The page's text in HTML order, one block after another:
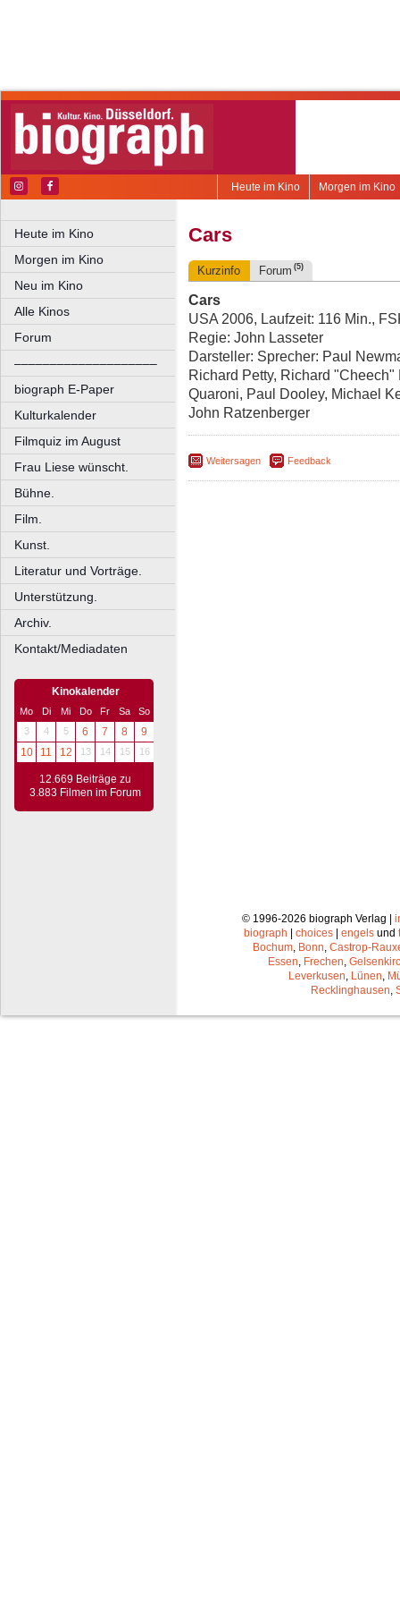
Morgen im Kino
Heute im Kino
Heute im Kino
Morgen im Kino
Neu im Kino
Alle Kinos
Forum
––––––––––––––––––––
biograph E-Paper
Kulturkalender
Filmquiz im August
Frau Liese wünscht.
Bühne.
Film.
Kunst.
Literatur und Vorträge.
Unterstützung.
Archiv.
Kontakt/Mediadaten
Kinokalender
Mo Di Mi Do Fr Sa
So
3
4 5 6 7 8
9
10
11 12 13 14 15 16
12.669 Beiträge zu
3.883 Filmen im Forum
Cars
Kurzinfo Forum (5)
Cars
USA 2006, Laufzeit: 116 Min.,
Regie: John Lasseter
Darsteller: Sprecher: Paul
Richard Petty, Richard
Quaroni, Paul Dooley, Michael
John Ratzenberger
Weitersagen Feedback
© 1996-2026 biograph Verlag |
biograph
choices engels und
Bochum, Bonn, Castrop-
Essen, Frechen,
Leverkusen, Lünen,
Recklinghausen,